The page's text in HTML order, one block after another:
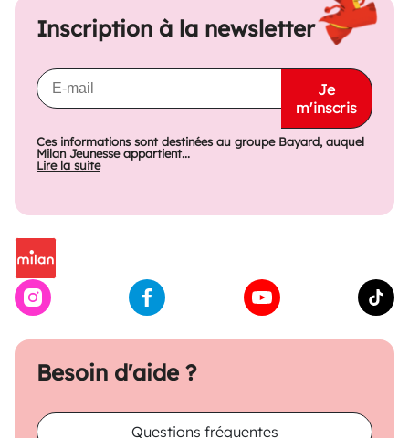
Besoin d'aide ?
Questions fréquentes
Inscription à la newsletter
Je
m'inscris
Ces informations sont destinées au groupe Bayard, auquel
Milan Jeunesse appartient...
Lire la suite